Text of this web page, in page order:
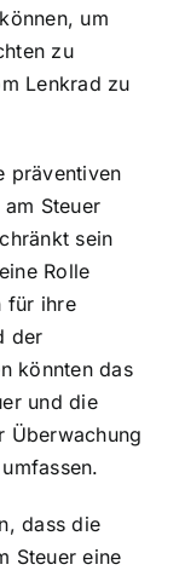
um
zu
Lenkrad zu
präventiven
Steuer
sein
Rolle
für ihre
der
könnten das
und die
Überwachung
dass die
Steuer eine